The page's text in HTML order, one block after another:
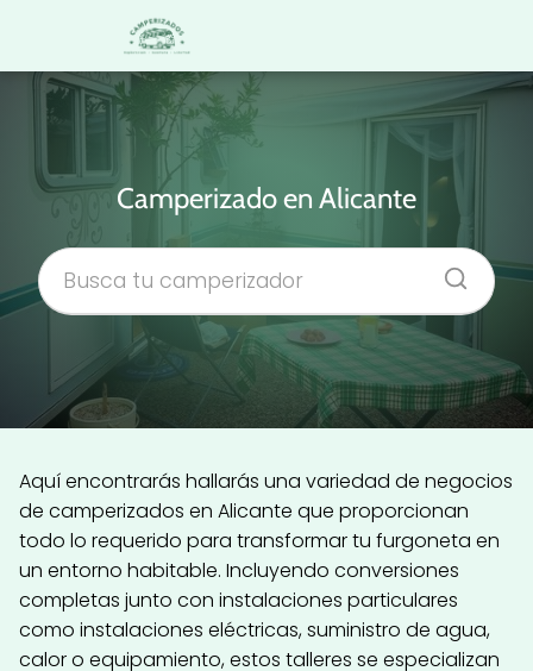
Camperizado en Alicante
Aquí encontrarás hallarás una variedad de negocios
de camperizados en Alicante que proporcionan
todo lo requerido para transformar tu furgoneta en
un entorno habitable. Incluyendo conversiones
completas junto con instalaciones particulares
como instalaciones eléctricas, suministro de agua,
calor o equipamiento, estos talleres se especializan